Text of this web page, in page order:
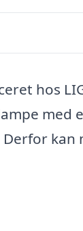
hos
kan